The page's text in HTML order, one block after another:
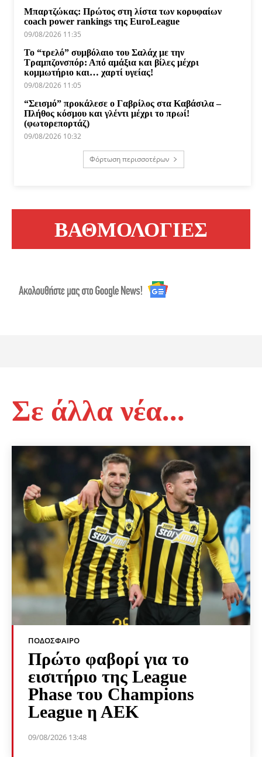
Μπαρτζώκας: Πρώτος στη λίστα των κορυφαίων
coach power rankings της EuroLeague
09/08/2026 11:35
Το “τρελό” συμβόλαιο του Σαλάχ με την
Τραμπζονσπόρ: Από αμάξια και βίλες μέχρι
κομμωτήριο και… χαρτί υγείας!
09/08/2026 11:05
“Σεισμό” προκάλεσε ο Γαβρίλος στα Καβάσιλα –
Πλήθος κόσμου και γλέντι μέχρι το πρωί!
(φωτορεπορτάζ)
09/08/2026 10:32
Φόρτωση περισσοτέρων
ΒΑΘΜΟΛΟΓΙΕΣ
Σε άλλα νέα...
ΠΟΔΌΣΦΑΙΡΟ
Πρώτο φαβορί για το
εισιτήριο της League
Phase του Champions
League η ΑΕΚ
09/08/2026 13:48